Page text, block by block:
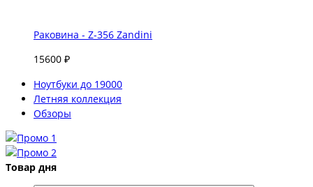
Раковина - Z-356 Zandini
15600 ₽
Ноутбуки до 19000
Летняя коллекция
Обзоры
Товар дня